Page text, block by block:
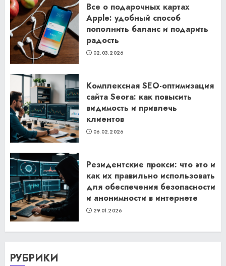
Все о подарочных картах
Apple: удобный способ
пополнить баланс и подарить
радость
02.03.2026
Комплексная SEO-оптимизация
сайта Seora: как повысить
видимость и привлечь
клиентов
06.02.2026
Резидентские прокси: что это и
как их правильно использовать
для обеспечения безопасности
и анонимности в интернете
29.01.2026
РУБРИКИ